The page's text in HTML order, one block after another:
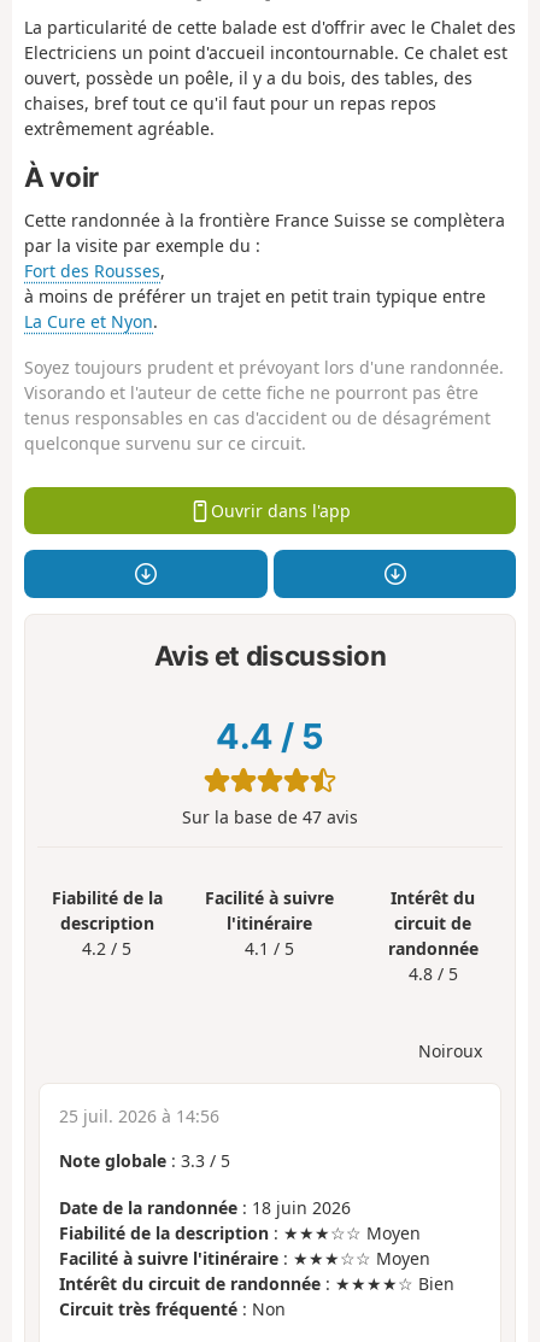
La particularité de cette balade est d'offrir avec le Chalet des
Electriciens un point d'accueil incontournable. Ce chalet est
ouvert, possède un poêle, il y a du bois, des tables, des
chaises, bref tout ce qu'il faut pour un repas repos
extrêmement agréable.
À voir
Cette randonnée à la frontière France Suisse se complètera
par la visite par exemple du :
Fort des Rousses,
à moins de préférer un trajet en petit train typique entre
La Cure et Nyon.
Soyez toujours prudent et prévoyant lors d'une randonnée.
Visorando et l'auteur de cette fiche ne pourront pas être
tenus responsables en cas d'accident ou de désagrément
quelconque survenu sur ce circuit.
Ouvrir dans l'app
Avis et discussion
4.4 / 5
Sur la base de 47 avis
Fiabilité de la
description
4.2 / 5
Facilité à suivre
l'itinéraire
4.1 / 5
Intérêt du
circuit de
randonnée
4.8 / 5
Noiroux
25 juil. 2026 à 14:56
Note globale : 3.3 / 5
Date de la randonnée : 18 juin 2026
Fiabilité de la description : ★★★☆☆ Moyen
Facilité à suivre l'itinéraire : ★★★☆☆ Moyen
Intérêt du circuit de randonnée : ★★★★☆ Bien
Circuit très fréquenté : Non